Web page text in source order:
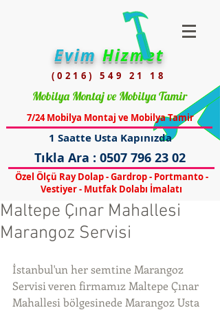
EvimHizmet
(0216) 549 21 18
Mobilya Montaj ve Mobilya Tamir
7/24 Mobilya Montaj ve Mobilya Tamir
1 Saatte Usta Kapınızda
Tıkla Ara : 0507 796 23 02
Özel Ölçü Ray Dolap - Gardrop - Portmanto -
Vestiyer - Mutfak Dolabı İmalatı
Maltepe Çınar Mahallesi
Marangoz Servisi
İstanbul'un her semtine Marangoz
Servisi veren firmamız Maltepe Çınar
Mahallesi bölgesinede Marangoz Usta